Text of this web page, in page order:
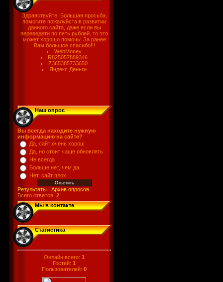
Здравствуйте! Большая просьба,
помогите пожалуйста в развитии
данного сайта, даже если вы
переведети по пять рублей, то это
может хорошо помочь! За ранее
Вам большое спасибо!!!
WebMoney
R825057889346
Z365385733650
Яндекс.Деньги
Наш опрос
Вы всегда находите нужную
информацию на сайте?
Да, сайт очень хорош
Да, но стоит чаще обновлять
Не всегда
Больше нет, чем да
Нет, сайт плох
Результаты | Архив опросов
Всего ответов: 2
Мы в контакте
Статистика
Онлайн всего: 1
Гостей: 1
Пользователей: 0